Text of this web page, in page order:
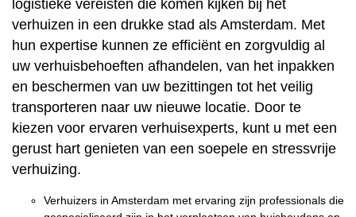
logistieke vereisten die komen kijken bij het
verhuizen in een drukke stad als Amsterdam. Met
hun expertise kunnen ze efficiënt en zorgvuldig al
uw verhuisbehoeften afhandelen, van het inpakken
en beschermen van uw bezittingen tot het veilig
transporteren naar uw nieuwe locatie. Door te
kiezen voor ervaren verhuisexperts, kunt u met een
gerust hart genieten van een soepele en stressvrije
verhuizing.
Verhuizers in Amsterdam met ervaring zijn professionals die